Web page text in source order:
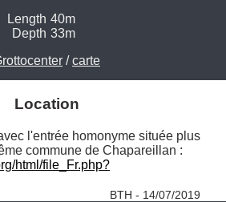
Length 40m
Depth 33m
/carte
Location
l'entrée homonyme située plus
html/file_Fr.php?
BTH - 14/07/2019